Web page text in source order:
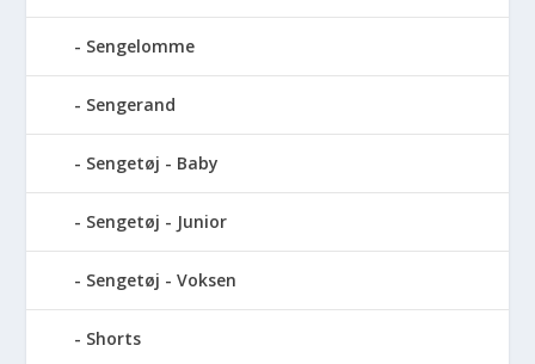
Sengelomme
Sengerand
Sengetøj - Baby
Sengetøj - Junior
Sengetøj - Voksen
Shorts